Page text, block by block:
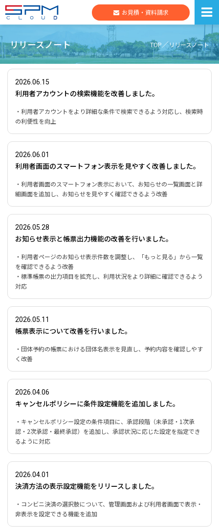
お見積・資料請求
リリースノート TOP リリースノート
2026.06.15
利用者アカウントの検索機能を改善しました。
・利用者アカウントをより詳細な条件で検索できるよう対応し、検索時
の利便性を向上
2026.06.01
利用者画面のスマートフォン表示を見やすく改善しました。
・利用者画面のスマートフォン表示において、お知らせの一覧画面と詳
細画面を追加し、お知らせを見やすく確認できるよう改善
2026.05.28
お知らせ表示と帳票出力機能の改善を行いました。
・利用者ページのお知らせ表示件数を調整し、「もっと見る」から一覧
を確認できるよう改善
・標準帳票の出力項目を拡充し、利用状況をより詳細に確認できるよう
対応
2026.05.11
帳票表示について改善を行いました。
・団体予約の帳票における団体名表示を見直し、予約内容を確認しやす
く改善
2026.04.06
キャンセルポリシーに条件設定機能を追加しました。
・キャンセルポリシー設定の条件項目に、承認段階（未承認・1次承
認・2次承認・最終承認）を追加し、承認状況に応じた設定を指定でき
るように対応
2026.04.01
決済方法の表示設定機能をリリースしました。
・コンビニ決済の選択肢について、管理画面および利用者画面で表示・
非表示を設定できる機能を追加